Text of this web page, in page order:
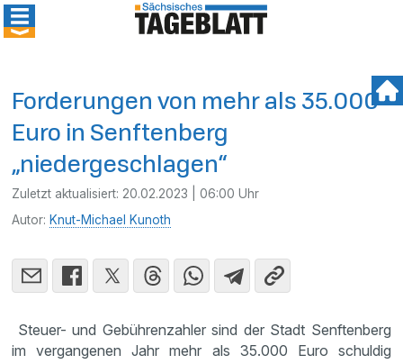
Forderungen von mehr als 35.000
Euro in Senftenberg
„niedergeschlagen“
Zuletzt aktualisiert: 20.02.2023 | 06:00 Uhr
Autor: Knut-Michael Kunoth
Steuer- und Gebührenzahler sind der Stadt Senftenberg
im vergangenen Jahr mehr als 35.000 Euro schuldig